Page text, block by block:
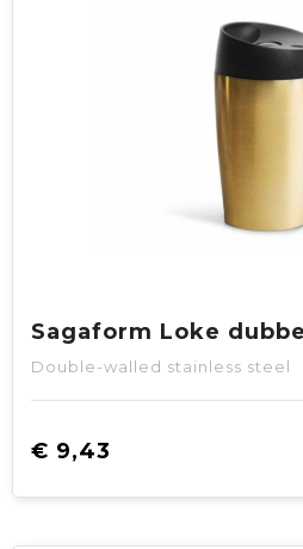
Double-walled stainless steel
€ 9,43